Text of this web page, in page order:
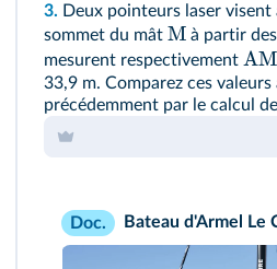
3. Deux pointeurs laser
sommet du mât M à partir
mesurent respectivement AM
33,9 m. Comparez ces valeurs
précédemment par le calcul
Doc. Bateau d'Armel Le